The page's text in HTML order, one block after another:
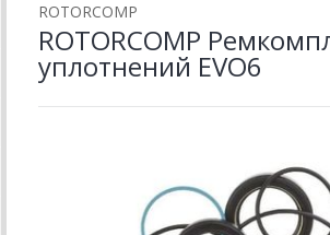
ROTORCOMP
ROTORCOMP
уплотнений EVO6